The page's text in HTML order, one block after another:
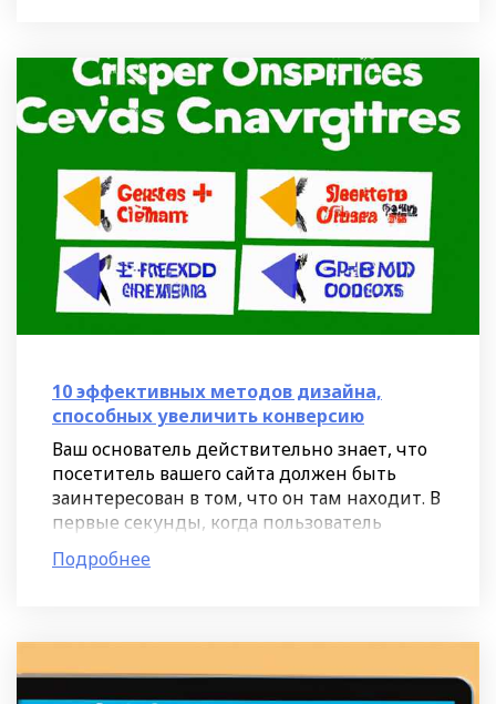
10 эффективных методов дизайна,
способных увеличить конверсию
Ваш основатель действительно знает, что
посетитель вашего сайта должен быть
заинтересован в том, что он там находит. В
первые секунды, когда пользователь
загружает вашу страницу, он должен
увидеть все нужные ему
Подробнее